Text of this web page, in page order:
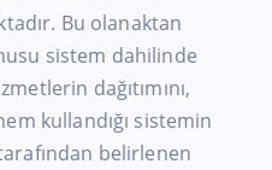
Bu olanaktan
sistem dahilinde
dağıtımını,
kullandığı sistemin
belirlenen